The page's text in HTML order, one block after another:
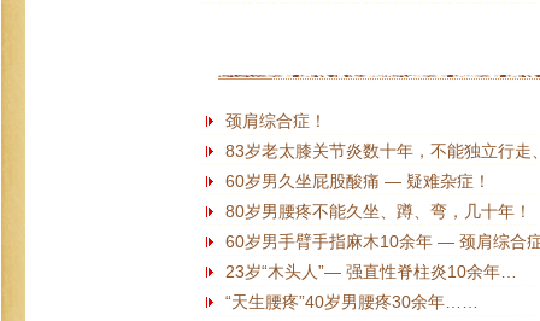
颈肩综合症！
83岁老太膝关节炎数十年，不能独立行走
60岁男久坐屁股酸痛 — 疑难杂症！
80岁男腰疼不能久坐、蹲、弯，几十年！
60岁男手臂手指麻木10余年 — 颈肩综合
23岁“木头人”— 强直性脊柱炎10余年…
“天生腰疼”40岁男腰疼30余年……